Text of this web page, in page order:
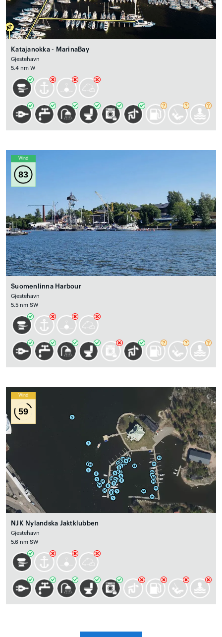
Katajanokka - MarinaBay
Gjestehavn
5.4 nm W
Wind
83
Suomenlinna Harbour
Gjestehavn
5.5 nm SW
Wind
59
NJK Nylandska Jaktklubben
Gjestehavn
5.6 nm SW